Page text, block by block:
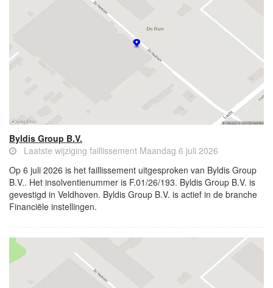
Byldis Group B.V.
Laatste wijziging faillissement Maandag 6 juli 2026
Op 6 juli 2026 is het faillissement uitgesproken van Byldis Group
B.V.. Het insolventienummer is F.01/26/193. Byldis Group B.V. is
gevestigd in Veldhoven. Byldis Group B.V. is actief in de branche
Financiële instellingen.